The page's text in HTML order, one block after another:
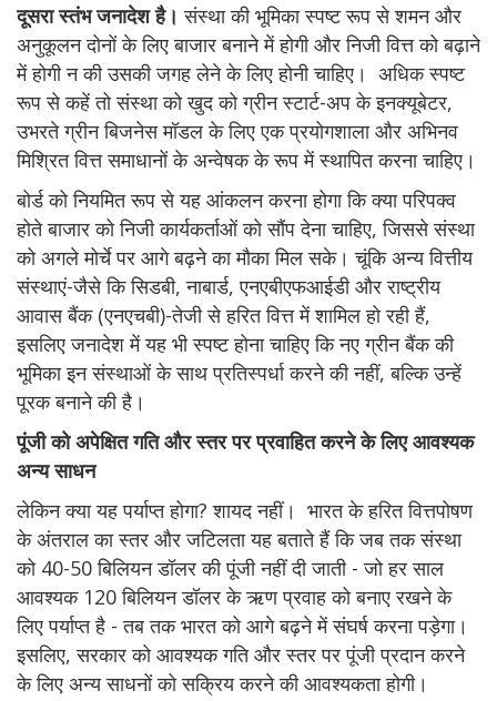
दूसरा स्तंभ जनादेश है। संस्था की भूमिका स्पष्ट रूप से शमन और
अनुकूलन दोनों के लिए बाजार बनाने में होगी और निजी वित्त को बढ़ाने
में होगी न की उसकी जगह लेने के लिए होनी चाहिए। अधिक स्पष्ट
रूप से कहें तो संस्था को खुद को ग्रीन स्टार्ट-अप के इनक्यूबेटर,
उभरते ग्रीन बिजनेस मॉडल के लिए एक प्रयोगशाला और अभिनव
मिश्रित वित्त समाधानों के अन्वेषक के रूप में स्थापित करना चाहिए।
बोर्ड को नियमित रूप से यह आंकलन करना होगा कि क्या परिपक्व
होते बाजार को निजी कार्यकर्ताओं को सौंप देना चाहिए, जिससे संस्था
को अगले मोर्चे पर आगे बढ़ने का मौका मिल सके। चूंकि अन्य वित्तीय
संस्थाएं-जैसे कि सिडबी, नाबार्ड, एनएबीएफआईडी और राष्ट्रीय
आवास बैंक (एनएचबी)-तेजी से हरित वित्त में शामिल हो रही हैं,
इसलिए जनादेश में यह भी स्पष्ट होना चाहिए कि नए ग्रीन बैंक की
भूमिका इन संस्थाओं के साथ प्रतिस्पर्धा करने की नहीं, बल्कि उन्हें
पूरक बनाने की है।
पूंजी को अपेक्षित गति और स्तर पर प्रवाहित करने के लिए आवश्यक
अन्य साधन
लेकिन क्या यह पर्याप्त होगा? शायद नहीं। भारत के हरित वित्तपोषण
के अंतराल का स्तर और जटिलता यह बताते हैं कि जब तक संस्था
को 40-50 बिलियन डॉलर की पूंजी नहीं दी जाती - जो हर साल
आवश्यक 120 बिलियन डॉलर के ऋण प्रवाह को बनाए रखने के
लिए पर्याप्त है - तब तक भारत को आगे बढ़ने में संघर्ष करना पड़ेगा।
इसलिए, सरकार को आवश्यक गति और स्तर पर पूंजी प्रदान करने
के लिए अन्य साधनों को सक्रिय करने की आवश्यकता होगी।